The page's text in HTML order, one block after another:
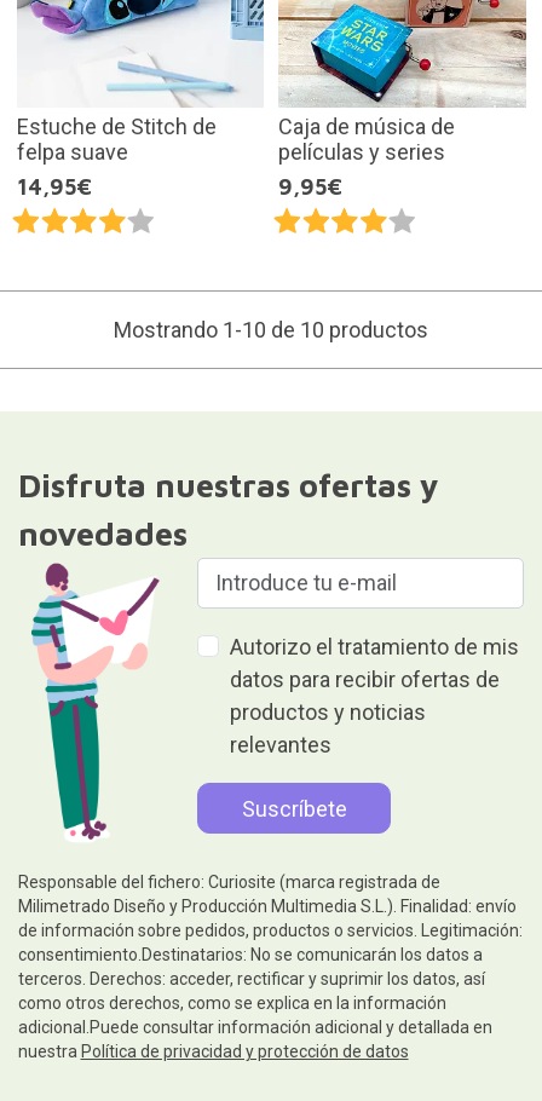
Estuche de Stitch de
felpa suave
14,95€
Caja de música de
películas y series
9,95€
Mostrando 1-10 de 10 productos
Disfruta nuestras ofertas y
novedades
Autorizo el tratamiento de mis
datos para recibir ofertas de
productos y noticias
relevantes
Responsable del fichero: Curiosite (marca registrada de
Milimetrado Diseño y Producción Multimedia S.L.). Finalidad: envío
de información sobre pedidos, productos o servicios. Legitimación:
consentimiento.Destinatarios: No se comunicarán los datos a
terceros. Derechos: acceder, rectificar y suprimir los datos, así
como otros derechos, como se explica en la información
adicional.Puede consultar información adicional y detallada en
nuestra Política de privacidad y protección de datos